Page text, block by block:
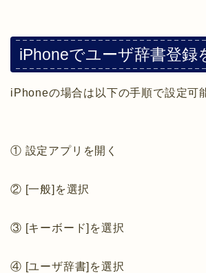
iPhoneでユーザ辞書登録
iPhoneの場合は以下の手順で設定可
① 設定アプリを開く
② [一般]を選択
③ [キーボード]を選択
④ [ユーザ辞書]を選択